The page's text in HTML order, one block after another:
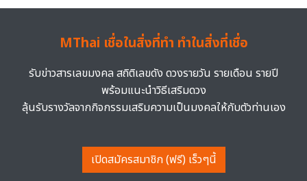
MThai เชื่อในสิ่งที่ทำ ทำในสิ่งที่เชื่อ
รับข่าวสารเลขมงคล สถิติเลขดัง ดวงรายวัน รายเดือน รายปี
พร้อมแนะนำวิธีเสริมดวง
ลุ้นรับรางวัลจากกิจกรรมเสริมความเป็นมงคลให้กับตัวท่านเอง
เปิดสมัครสมาชิก (ฟรี) เร็วๆนี้